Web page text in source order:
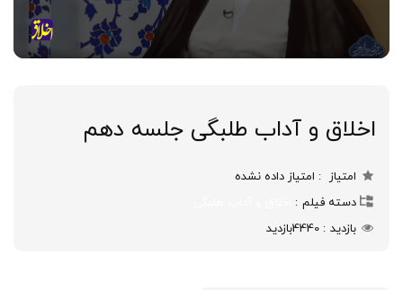
اخلاق و آداب طلبگی جلسه دهم
امتیاز
امتیاز داده نشده
دسته فیلم
بازدید
4440بازدید